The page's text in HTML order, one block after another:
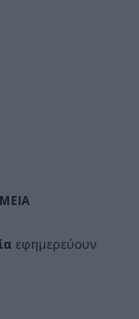
εφημερεύουν